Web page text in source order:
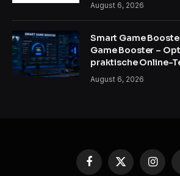
August 6, 2026
Smart Game
Game Booster –
praktische Online-
August 6, 2026
Facebook
X